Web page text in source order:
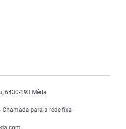
6430-193 Mêda
para a rede fixa